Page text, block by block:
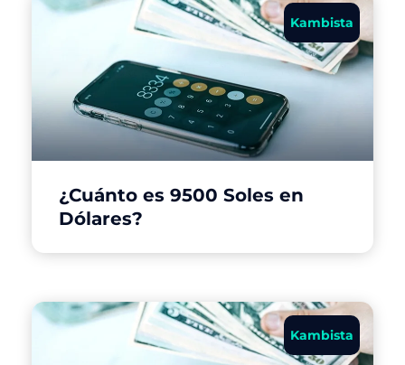
Kambista
¿Cuánto es 9500 Soles en
Dólares?
Kambista